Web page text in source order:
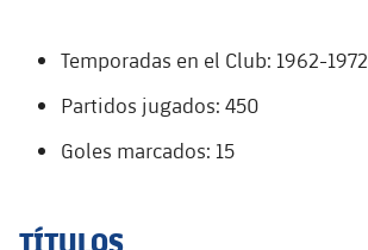
Palmarés
Historia
Resultados
Resultados
Actualidad
Barça C
Campus Verano
plusicon
más
Temporadas en el Club: 1962-1972
Partidos jugados: 450
Goles marcados: 15
TÍTULOS